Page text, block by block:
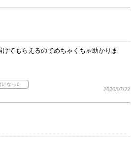
てもらえるのでめちゃくちゃ助かりま
2026/07/22